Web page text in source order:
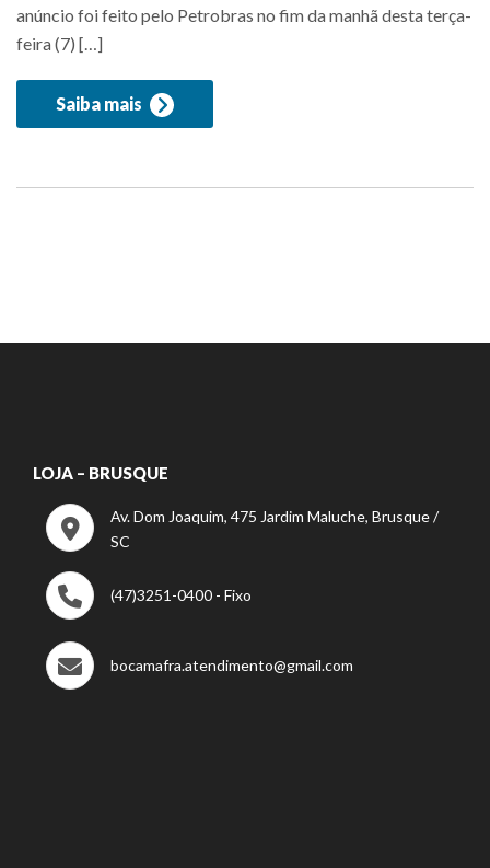
anúncio foi feito pelo Petrobras no fim da manhã desta terça-
feira (7) […]
Saiba mais
LOJA – BRUSQUE
Av. Dom Joaquim, 475 Jardim Maluche, Brusque /
SC
(47)3251-0400 - Fixo
bocamafra.atendimento@gmail.com